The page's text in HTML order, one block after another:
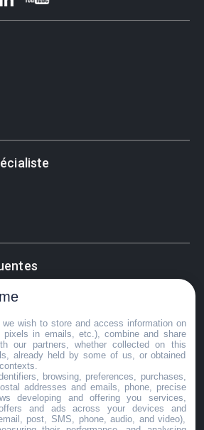
, we wish to store and access information on
pixels in emails, etc.), combine and share
our partners, whether collected on this
already held by some of us, or obtained
browsing, preferences, purchases,
addresses and emails, phone, precise
developing and offering you services,
and ads across your devices and
post, SMS, phone, audio, and video),